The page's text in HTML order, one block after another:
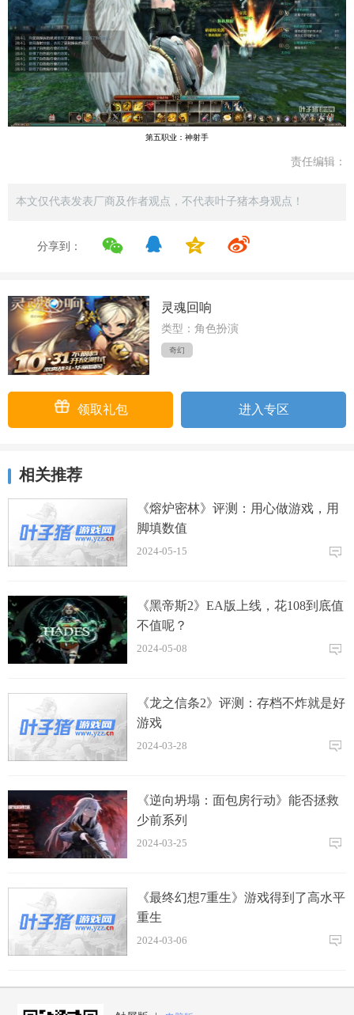
第五职业：神射手
责任编辑：
本文仅代表发表厂商及作者观点，不代表叶子猪本身观点！
分享到：
灵魂回响
类型：角色扮演
奇幻
领取礼包 进入专区
相关推荐
《熔炉密林》评测：用心做游戏，用
脚填数值
2024-05-15
《黑帝斯2》EA版上线，花108到底值
不值呢？
2024-05-08
《龙之信条2》评测：存档不炸就是好
游戏
2024-03-28
《逆向坍塌：面包房行动》能否拯救
少前系列
2024-03-25
《最终幻想7重生》游戏得到了高水平
重生
2024-03-06